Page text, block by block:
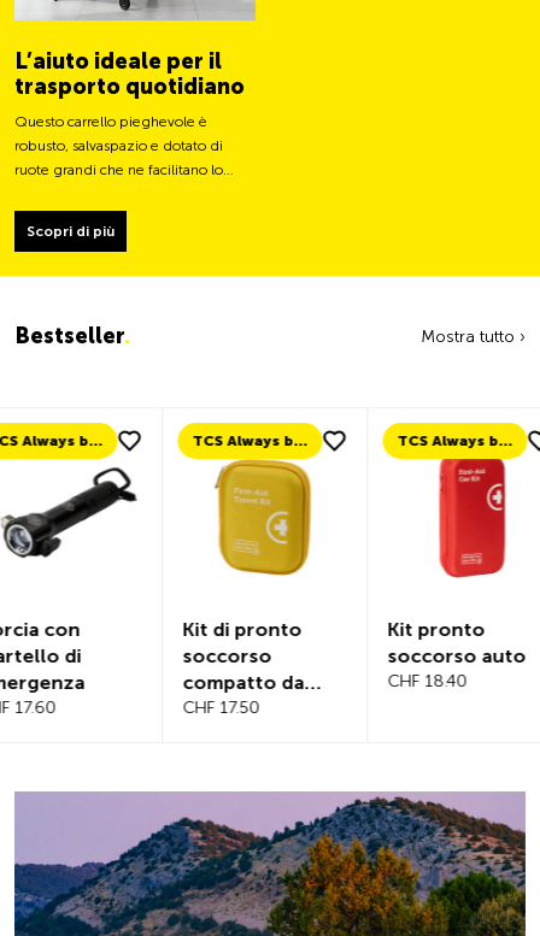
L’aiuto ideale per il
trasporto quotidiano
Questo carrello pieghevole è
robusto, salvaspazio e dotato di
ruote grandi che ne facilitano lo
Scopri di più
Bestseller. Mostra tutto ›
Kit di pronto
soccorso
compatto da
viaggio
CHF 17.50
Kit pronto
soccorso auto
CHF 18.40